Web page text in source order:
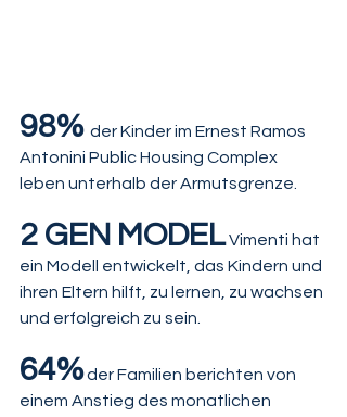
98% der Kinder im Ernest Ramos
Antonini Public Housing Complex
leben unterhalb der Armutsgrenze.
2 GEN MODEL Vimenti hat
ein Modell entwickelt, das Kindern und
ihren Eltern hilft, zu lernen, zu wachsen
und erfolgreich zu sein.
64% der Familien berichten von
einem Anstieg des monatlichen